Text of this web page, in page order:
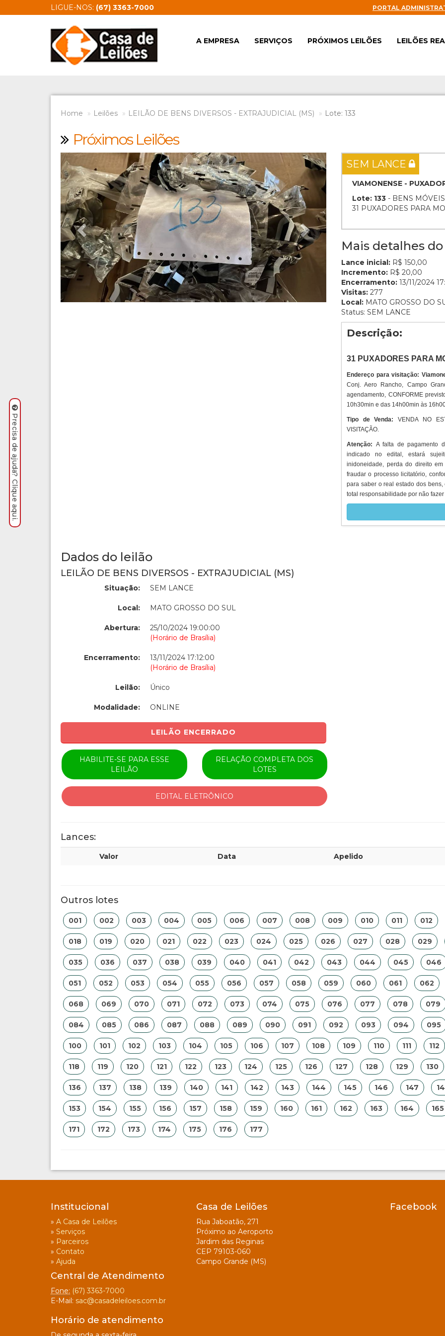
LIGUE-NOS: (67) 3363-7000 PORTAL
A EMPRESA SERVIÇOS PRÓXIMOS LEILÕES LEILÕES
Home Leilões LEILÃO DE BENS DIVERSOS - EXTRAJUDICIAL (MS) Lote: 133
Próximos Leilões
Previous Next SEM LANCE
VIAMONENSE -
Lote: 133 - BENS
31 PUXADORES PARA
Mais detalhes
Lance inicial: R$ 150,00
Incremento: R$ 20,00
Encerramento: 13/11/2024
Visitas: 277
Local: MATO GROSSO DO
Status: SEM LANCE
Descrição:
31 PUXADORES PARA
Endereço para visitação:
Conj. Aero Rancho, Campo
agendamento, CONFORME
10h30min e das 14h00min às
Tipo de Venda:VENDA NO
VISITAÇÃO.
Atenção: A falta de pagamento
indicado no edital, estará
inidoneidade, perda do direito
fraudar o processo licitatório,
para saber o real estado dos
total responsabilidade por não
Dados do leilão
LEILÃO DE BENS DIVERSOS - EXTRAJUDICIAL (MS)
Situação: SEM LANCE
Local: MATO GROSSO DO SUL
Abertura:
25/10/2024 19:00:00
(Horário de Brasília)
Encerramento:
13/11/2024 17:12:00
(Horário de Brasília)
Leilão: Único
Modalidade: ONLINE
LEILÃO ENCERRADO
HABILITE-SE PARA ESSE
LEILÃO
RELAÇÃO COMPLETA DOS
LOTES
EDITAL ELETRÔNICO
Lances:
Valor Data Apelido
Outros lotes
001 002 003 004 005 006 007 008 009 010 011 012
018 019 020 021 022 023 024 025 026 027 028 029
035 036 037 038 039 040 041 042 043 044 045 046
051 052 053 054 055 056 057 058 059 060 061 062
068 069 070 071 072 073 074 075 076 077 078 079
084 085 086 087 088 089 090 091 092 093 094 095
100 101 102 103 104 105 106 107 108 109 110 111 112
118 119 120 121 122 123 124 125 126 127 128 129 130
136 137 138 139 140 141 142 143 144 145 146 147
153 154 155 156 157 158 159 160 161 162 163 164 165
171 172 173 174 175 176 177
Institucional
» A Casa de Leilões
» Serviços
» Parceiros
» Contato
» Ajuda
Central de Atendimento
Fone: (67) 3363-7000
E-Mail: sac@casadeleiloes.com.br
Horário de atendimento
Casa de Leilões
Rua Jaboatão, 271
Próximo ao Aeroporto
Jardim das Reginas
CEP 79103-060
Campo Grande (MS)
Facebook
Precisa de ajuda? Clique aqui.